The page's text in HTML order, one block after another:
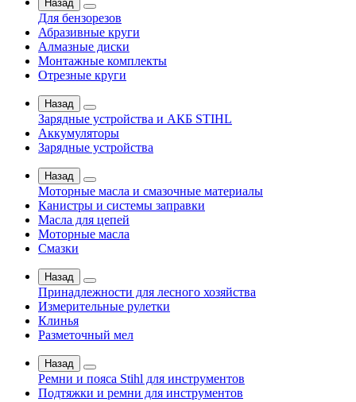
Назад
Для бензорезов
Абразивные круги
Алмазные диски
Монтажные комплекты
Отрезные круги
Назад
Зарядные устройства и АКБ STIHL
Аккумуляторы
Зарядные устройства
Назад
Моторные масла и смазочные материалы
Канистры и системы заправки
Масла для цепей
Моторные масла
Смазки
Назад
Принадлежности для лесного хозяйства
Измерительные рулетки
Клинья
Разметочный мел
Назад
Ремни и пояса Stihl для инструментов
Подтяжки и ремни для инструментов